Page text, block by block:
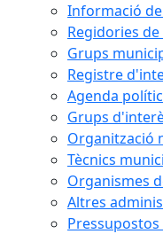
Informació
Regidories
Grups
Registre
Agenda
Grups
Organització
Tècnics
Organismes
Altres